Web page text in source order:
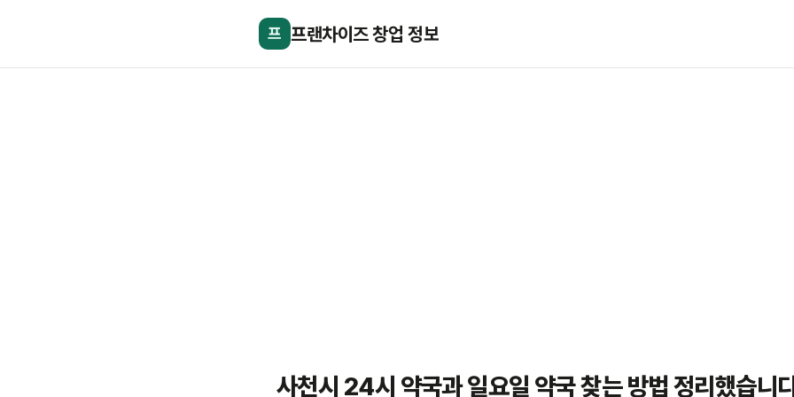
프 프랜차이즈 창업 정보
사천시 24시 약국과 일요일 약국 찾는 방법 정리했습니